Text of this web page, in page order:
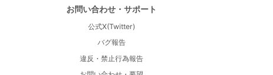
お問い合わせ・サポート
公式X(Twitter)
バグ報告
違反・禁止行為報告